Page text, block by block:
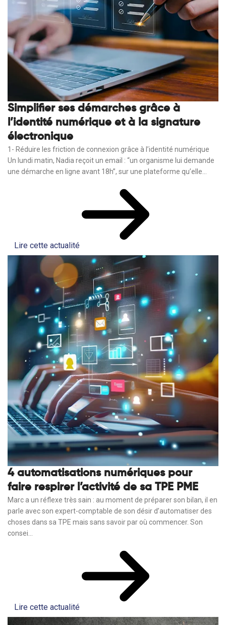
Simplifier ses démarches grâce à
l’identité numérique et à la signature
électronique
1- Réduire les friction de connexion grâce à l’identité numérique
Un lundi matin, Nadia reçoit un email : “un organisme lui demande
une démarche en ligne avant 18h”, sur une plateforme qu’elle...
Lire cette actualité
4 automatisations numériques pour
faire respirer l’activité de sa TPE PME
Marc a un réflexe très sain : au moment de préparer son bilan, il en
parle avec son expert-comptable de son désir d’automatiser des
choses dans sa TPE mais sans savoir par où commencer. Son
consei...
Lire cette actualité